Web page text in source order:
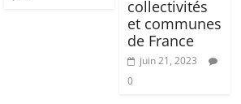
collectivités
et communes
de France
juin 21, 2023
0